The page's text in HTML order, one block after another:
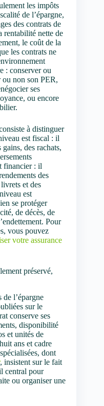
les impôts
de l’épargne,
des contrats de
rentabilité nette de
le coût de la
les contrats ne
: conserver ou
ou non son PER,
ses
ou encore
à distinguer
est fiscal : il
des rachats,
financier : il
des
et des
est
se protéger
de décès, de
Pour
vous pouvez
votre assurance
préservé,
de l’épargne
sur le
conserve ses
disponibilité
et unités de
ans et cadre
dont
, insistent sur le fait
central pour
ou organiser une